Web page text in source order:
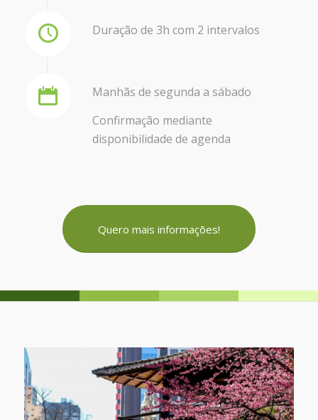
Duração de 3h com 2 intervalos
Manhãs de segunda a sábado
Confirmação mediante
disponibilidade de agenda
Quero mais informações!